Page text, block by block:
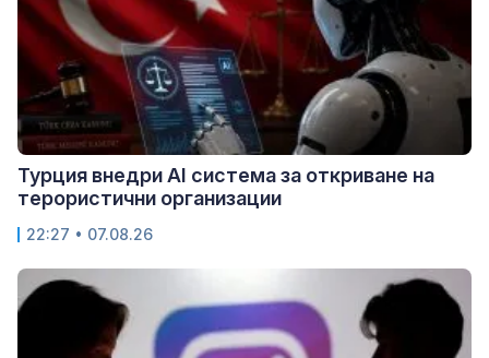
Турция внедри AI система за откриване на
терористични организации
22:27 • 07.08.26